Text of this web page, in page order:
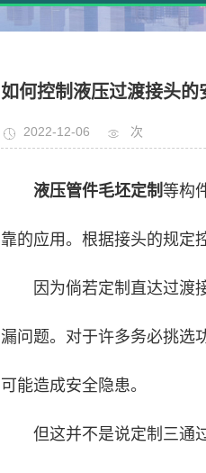
如何控制液压过渡接头的
2022-12-06 次
液压管件毛坯定制等构
靠的应用。根据接头的规定
因为倘若定制直达过渡
漏问题。对于许多务必挑选
可能造成安全隐患。
但这并不是说定制三通